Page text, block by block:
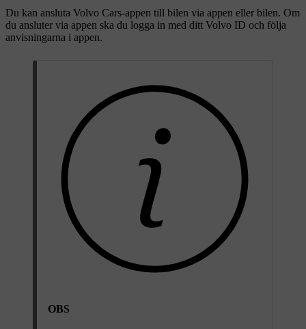
Du kan ansluta Volvo Cars-appen till bilen via appen eller bilen. Om
du ansluter via appen ska du logga in med ditt Volvo ID och följa
anvisningarna i appen.
OBS